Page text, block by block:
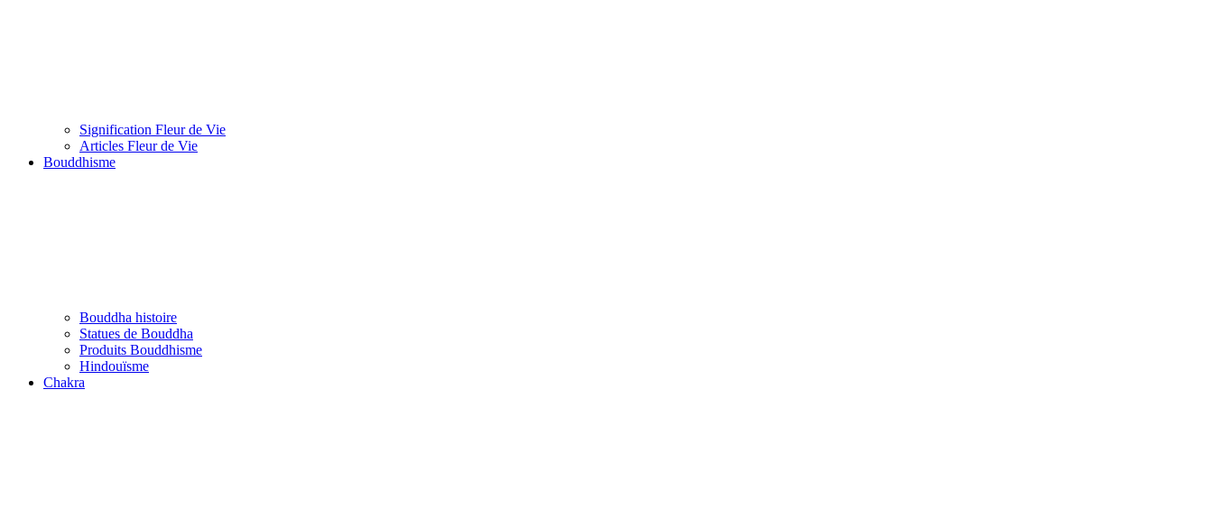
Signification Fleur de Vie
Articles Fleur de Vie
Bouddhisme
Bouddha histoire
Statues de Bouddha
Produits Bouddhisme
Hindouïsme
Chakra